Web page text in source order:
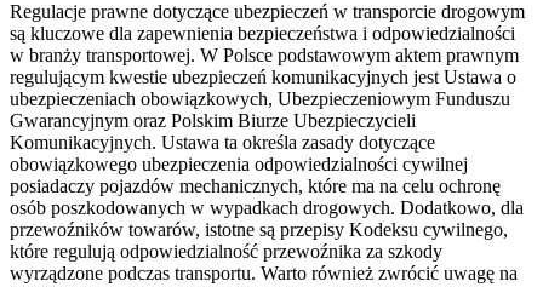
Regulacje prawne dotyczące ubezpieczeń w transporcie drogowym
są kluczowe dla zapewnienia bezpieczeństwa i odpowiedzialności
w branży transportowej. W Polsce podstawowym aktem prawnym
regulującym kwestie ubezpieczeń komunikacyjnych jest Ustawa o
ubezpieczeniach obowiązkowych, Ubezpieczeniowym Funduszu
Gwarancyjnym oraz Polskim Biurze Ubezpieczycieli
Komunikacyjnych. Ustawa ta określa zasady dotyczące
obowiązkowego ubezpieczenia odpowiedzialności cywilnej
posiadaczy pojazdów mechanicznych, które ma na celu ochronę
osób poszkodowanych w wypadkach drogowych. Dodatkowo, dla
przewoźników towarów, istotne są przepisy Kodeksu cywilnego,
które regulują odpowiedzialność przewoźnika za szkody
wyrządzone podczas transportu. Warto również zwrócić uwagę na